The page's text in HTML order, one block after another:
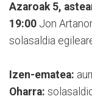
Azaroak 5,
19:00 Jon
solasaldia
Izen-ematea:
Oharra: